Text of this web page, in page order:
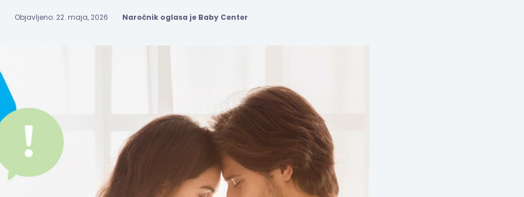
Objavljeno: 22. maja, 2026 Naročnik oglasa je Baby Center